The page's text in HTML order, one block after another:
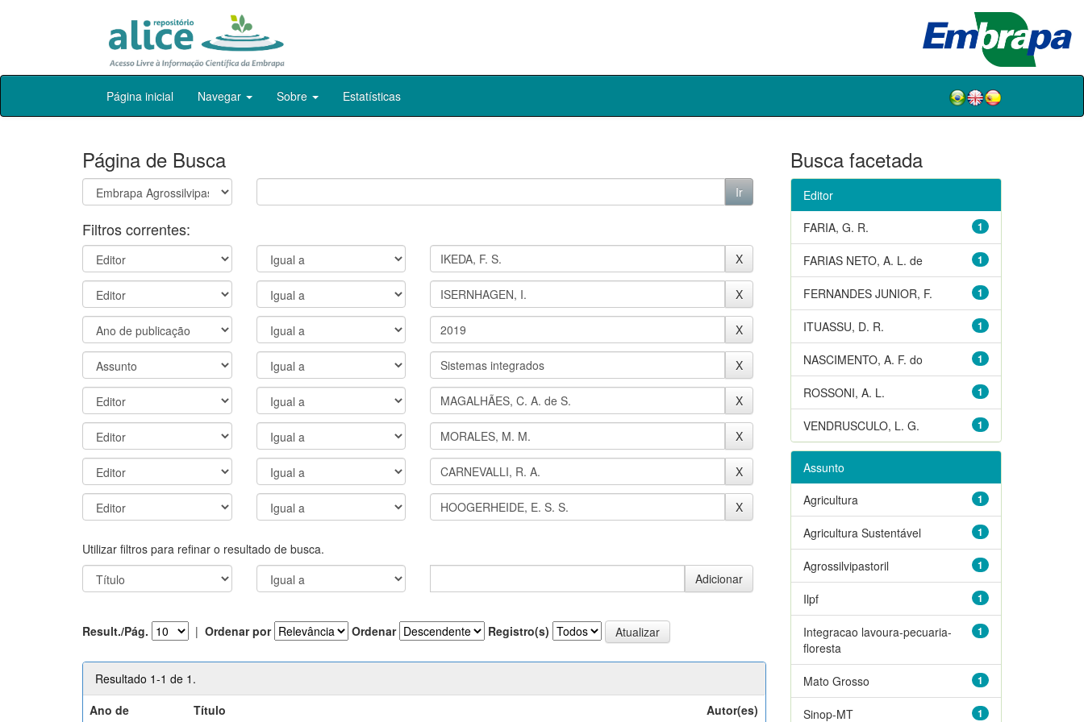
Skip
Página inicial Navegar Sobre Estatísticas
Página de Busca
Filtros correntes:
Utilizar filtros para refinar o resultado de busca.
Result./Pág. | Ordenar por Ordenar Registro(s)
Resultado 1-1 de 1.
Ano de
Título Autor(es)
Busca facetada
Editor
1
FARIA, G. R.
1
FARIAS NETO, A. L. de
1
FERNANDES JUNIOR, F.
1
ITUASSU, D. R.
1
NASCIMENTO, A. F. do
1
ROSSONI, A. L.
1
VENDRUSCULO, L. G.
Assunto
1
Agricultura
1
Agricultura Sustentável
1
Agrossilvipastoril
1
Ilpf
1
Integracao lavoura-pecuaria-
floresta
1
Mato Grosso
1
Sinop-MT